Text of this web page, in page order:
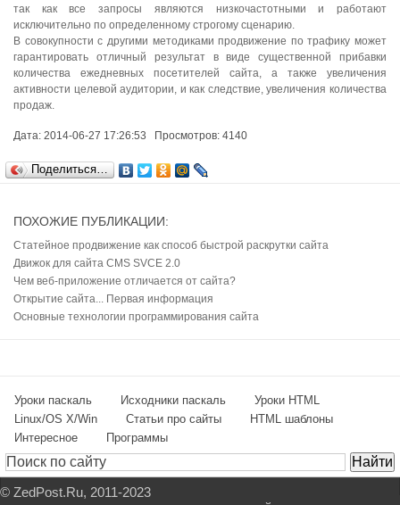
так как все запросы являются низкочастотными и работают
исключительно по определенному строгому сценарию.
В совокупности с другими методиками продвижение по трафику может
гарантировать отличный результат в виде существенной прибавки
количества ежедневных посетителей сайта, а также увеличения
активности целевой аудитории, и как следствие, увеличения количества
продаж.
Дата: 2014-06-27 17:26:53 Просмотров: 4140
Поделиться…
ПОХОЖИЕ ПУБЛИКАЦИИ:
Статейное продвижение как способ быстрой раскрутки сайта
Движок для сайта CMS SVCE 2.0
Чем веб-приложение отличается от сайта?
Открытие сайта... Первая информация
Основные технологии программирования сайта
Уроки паскаль Исходники паскаль
Уроки HTML
Linux/OS X/Win
Статьи про сайты
HTML шаблоны
Интересное
Программы
© ZedPost.Ru, 2011-2023